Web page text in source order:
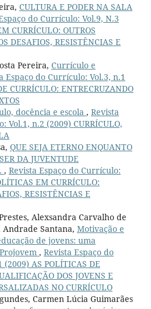
CULTURA E PODER NA SALA
do Currículo: Vol.9, N.3
CURRÍCULO: OUTROS
DESAFIOS, RESISTÊNCIAS E
Pereira, Currículo e
Espaço do Currículo: Vol.3, n.1
CURRÍCULO: ENTRECRUZANDO
docência e escola , Revista
Vol.1, n.2 (2009) CURRÍCULO,
QUE SEJA ETERNO ENQUANTO
DA JUVENTUDE
, Revista Espaço do Currículo:
EM CURRÍCULO:
RESISTÊNCIAS E
Alexsandra Carvalho de
Santana, Motivação e
de jovens: uma
, Revista Espaço do
AS POLÍTICAS DE
DOS JOVENS E
NO CURRÍCULO
Carmen Lúcia Guimarães